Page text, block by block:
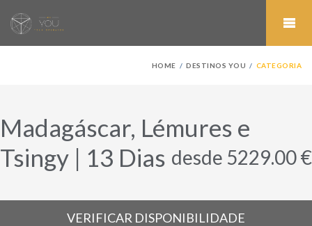
HOME DESTINOS YOU CATEGORIA
Madagáscar, Lémures e
Tsingy | 13 Dias desde 5229.00 €
VERIFICAR DISPONIBILIDADE